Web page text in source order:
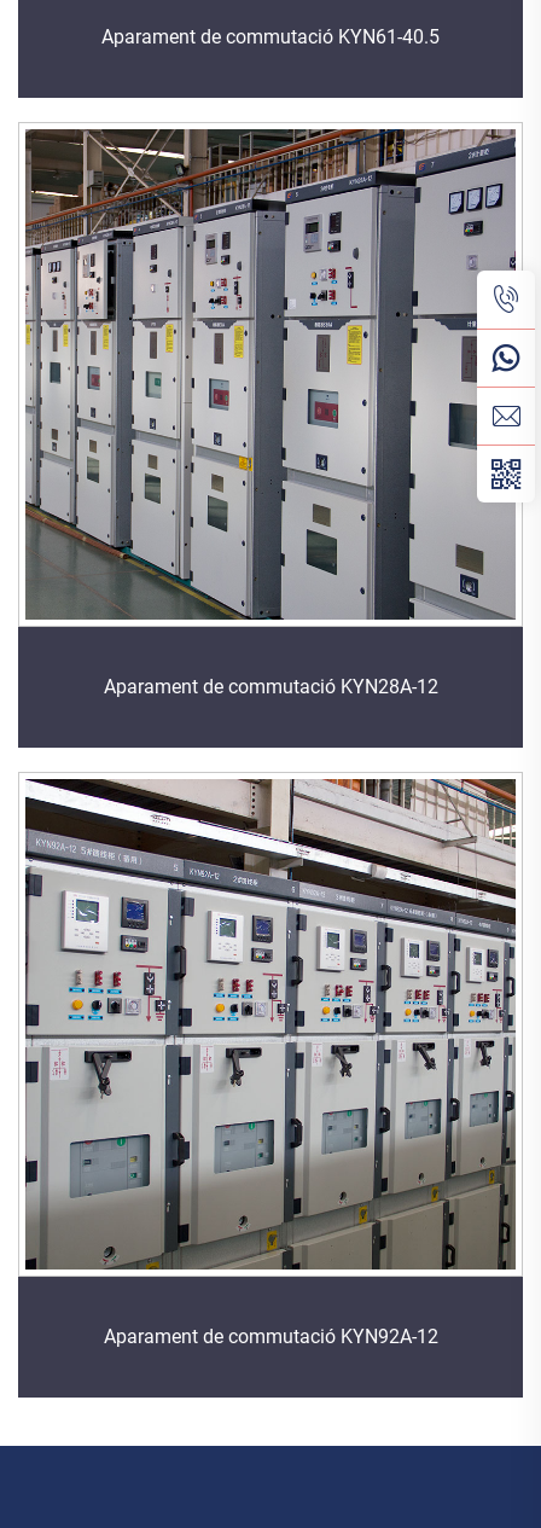
Aparament de commutació KYN61-40.5
Aparament de commutació KYN28A-12
Aparament de commutació KYN92A-12